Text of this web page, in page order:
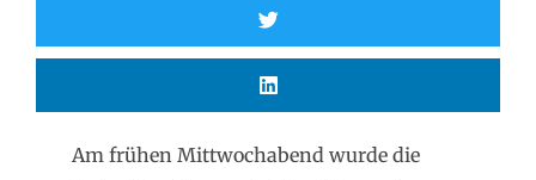
Am frühen Mittwochabend wurde die